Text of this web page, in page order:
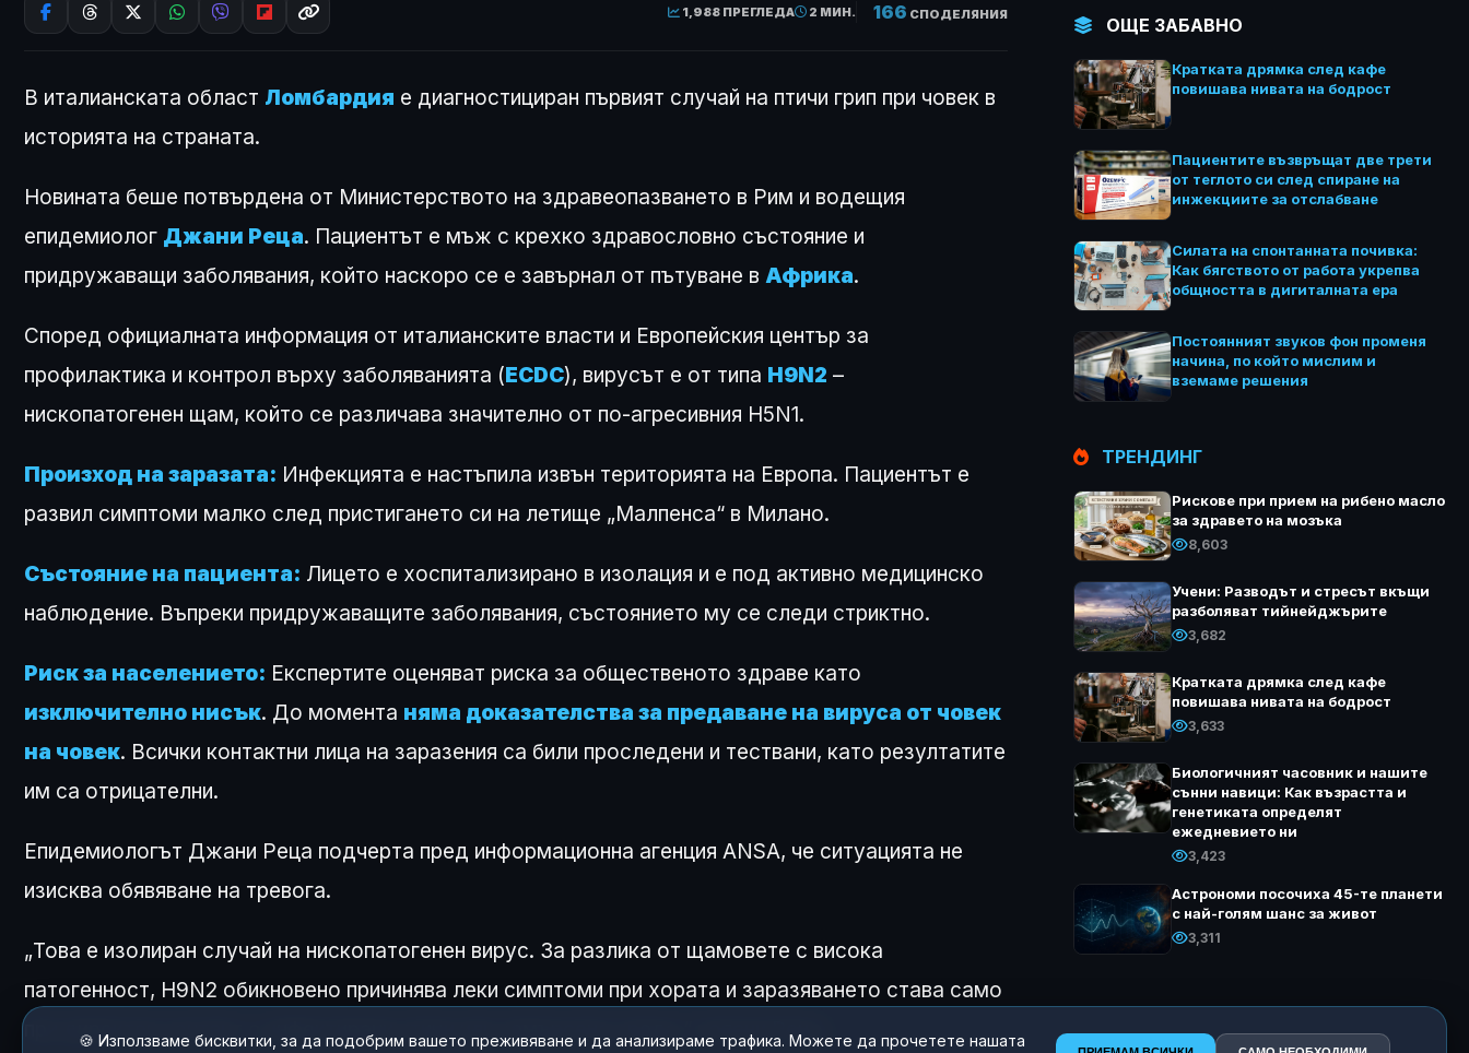
1,988 ПРЕГЛЕДА 2 МИН. 166 СПОДЕЛЯНИЯ
В италианската област Ломбардия е диагностициран първият случай на птичи грип при човек в
историята на страната.
Новината беше потвърдена от Министерството на здравеопазването в Рим и водещия
епидемиолог Джани Реца. Пациентът е мъж с крехко здравословно състояние и
придружаващи заболявания, който наскоро се е завърнал от пътуване в Африка.
Според официалната информация от италианските власти и Европейския център за
профилактика и контрол върху заболяванията (ECDC), вирусът е от типа H9N2 –
нископатогенен щам, който се различава значително от по-агресивния H5N1.
Произход на заразата: Инфекцията е настъпила извън територията на Европа. Пациентът е
развил симптоми малко след пристигането си на летище „Малпенса“ в Милано.
Състояние на пациента: Лицето е хоспитализирано в изолация и е под активно медицинско
наблюдение. Въпреки придружаващите заболявания, състоянието му се следи стриктно.
Риск за населението: Експертите оценяват риска за общественото здраве като
изключително нисък. До момента няма доказателства за предаване на вируса от човек
на човек. Всички контактни лица на заразения са били проследени и тествани, като резултатите
им са отрицателни.
Епидемиологът Джани Реца подчерта пред информационна агенция ANSA, че ситуацията не
изисква обявяване на тревога.
„Това е изолиран случай на нископатогенен вирус. За разлика от щамовете с висока
патогенност, H9N2 обикновено причинява леки симптоми при хората и заразяването става само
при директен контакт с инфектирани птици или замърсена среда,“ поясни Реца.
ОЩЕ ЗАБАВНО
Кратката дрямка след кафе
повишава нивата на бодрост
Пациентите възвръщат две трети
от теглото си след спиране на
инжекциите за отслабване
Силата на спонтанната почивка:
Как бягството от работа укрепва
общността в дигиталната ера
Постоянният звуков фон променя
начина, по който мислим и
вземаме решения
ТРЕНДИНГ
Рискове при прием на рибено масло
за здравето на мозъка
8,603
Учени: Разводът и стресът вкъщи
разболяват тийнейджърите
3,682
Кратката дрямка след кафе
повишава нивата на бодрост
3,633
Биологичният часовник и нашите
сънни навици: Как възрастта и
генетиката определят
ежедневието ни
3,423
Астрономи посочиха 45-те планети
с най-голям шанс за живот
3,311
🍪 Използваме бисквитки, за да подобрим вашето преживяване и да анализираме трафика. Можете да прочетете нашата